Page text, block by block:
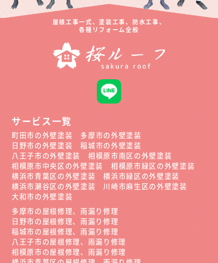
屋根工事一式、塗装工事、防水工事、
各種リフォーム全般
サービス一覧
町田市の外壁塗装
多摩市の外壁塗装
日野市の外壁塗装
稲城市の外壁塗装
八王子市の外壁塗装
相模原市南区の外壁塗装
相模原市中央区の外壁塗装
相模原市緑区の外壁塗装
横浜市青葉区の外壁塗装
横浜市緑区の外壁塗装
横浜市瀬谷区の外壁塗装
川崎市麻生区の外壁塗装
大和市の外壁塗装
多摩市の屋根修理、雨漏り修理
日野市の屋根修理、雨漏り修理
稲城市の屋根修理、雨漏り修理
八王子市の屋根修理、雨漏り修理
相模原市の屋根修理、雨漏り修理